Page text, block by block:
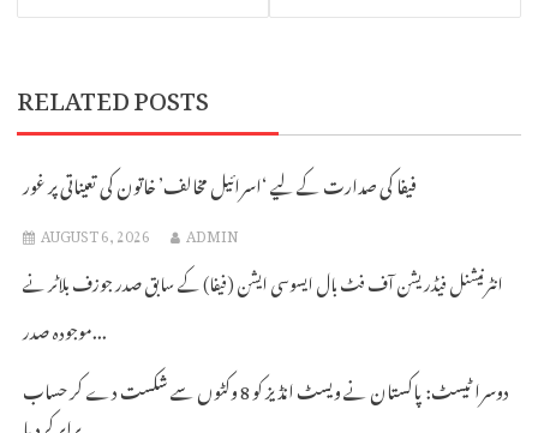
RELATED POSTS
فیفا کی صدارت کے لیے ‘اسرائیل مخالف’ خاتون کی تعیناتی پر غور
AUGUST 6, 2026 ADMIN
انٹرنیشنل فیڈریشن آف فٹ بال ایسوسی ایشن (فیفا) کے سابق صدر جوزف بلاٹر نے
موجودہ صدر...
دوسرا ٹیسٹ: پاکستان نے ویسٹ انڈیز کو 8 وکٹوں سے شکست دے کر حساب